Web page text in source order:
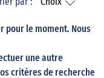
pour le moment. Nous
une autre
critères de recherche